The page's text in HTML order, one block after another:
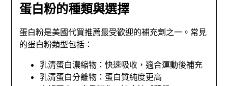
蛋白粉的種類與選擇
蛋白粉是美國代買推薦最受歡迎的補充劑之一。常見
的蛋白粉類型包括：
乳清蛋白濃縮物：快速吸收，適合運動後補充
乳清蛋白分離物：蛋白質純度更高